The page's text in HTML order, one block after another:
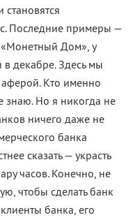
Последние примеры —
Дом», у
декабре. Здесь мы
Кто именно
знаю. Но я никогда не
ничего даже не
банка
сказать — украсть
часов. Конечно, не
чтобы сделать банк
банка, его